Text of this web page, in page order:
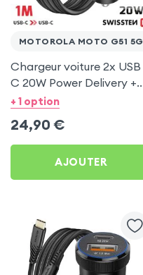
MOTOROLA MOTO G51 5G
Chargeur voiture 2x USB
C 20W Power Delivery +
Câble USB C 60W pour
+ 1 option
24,90 €
AJOUTER